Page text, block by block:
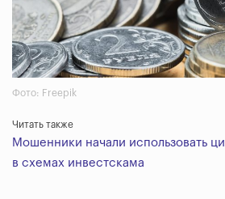
Фото: Freepik
Читать также
Мошенники начали использовать
в схемах инвестскама